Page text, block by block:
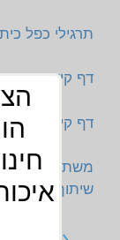
תרגילי כפל
דף קישורים
דף קישורים
משתפים גם
שיתוף מהיר